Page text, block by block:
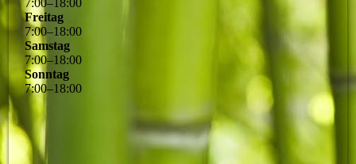
Freitag
7:00–18:00
Samstag
7:00–18:00
Sonntag
7:00–18:00